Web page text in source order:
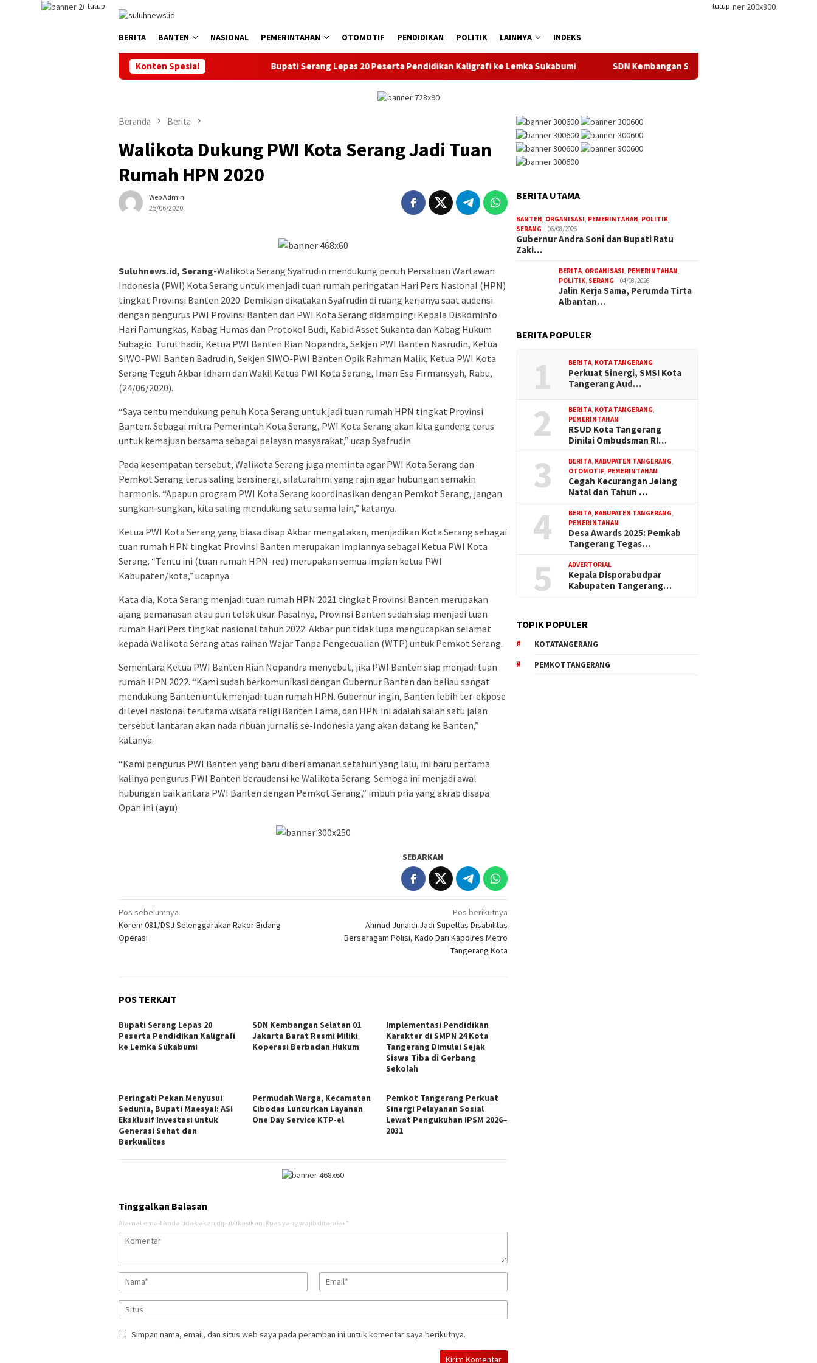
tutup tutup
BERITA BANTEN NASIONAL PEMERINTAHAN OTOMOTIF PENDIDIKAN POLITIK LAINNYA INDEKS
Konten Spesial Bupati Serang Lepas 20 Peserta Pendidikan Kaligrafi ke Lemka Sukabumi SDN Kembangan Selatan 01 Jakarta Barat Resmi Miliki
Beranda Berita
Walikota Dukung PWI Kota Serang Jadi Tuan
Rumah HPN 2020
Web Admin
25/06/2020
Suluhnews.id, Serang-Walikota Serang Syafrudin mendukung penuh Persatuan Wartawan
Indonesia (PWI) Kota Serang untuk menjadi tuan rumah peringatan Hari Pers Nasional (HPN)
tingkat Provinsi Banten 2020. Demikian dikatakan Syafrudin di ruang kerjanya saat audensi
dengan pengurus PWI Provinsi Banten dan PWI Kota Serang didampingi Kepala Diskominfo
Hari Pamungkas, Kabag Humas dan Protokol Budi, Kabid Asset Sukanta dan Kabag Hukum
Subagio. Turut hadir, Ketua PWI Banten Rian Nopandra, Sekjen PWI Banten Nasrudin, Ketua
SIWO-PWI Banten Badrudin, Sekjen SIWO-PWI Banten Opik Rahman Malik, Ketua PWI Kota
Serang Teguh Akbar Idham dan Wakil Ketua PWI Kota Serang, Iman Esa Firmansyah, Rabu,
(24/06/2020).
“Saya tentu mendukung penuh Kota Serang untuk jadi tuan rumah HPN tingkat Provinsi
Banten. Sebagai mitra Pemerintah Kota Serang, PWI Kota Serang akan kita gandeng terus
untuk kemajuan bersama sebagai pelayan masyarakat,” ucap Syafrudin.
Pada kesempatan tersebut, Walikota Serang juga meminta agar PWI Kota Serang dan
Pemkot Serang terus saling bersinergi, silaturahmi yang rajin agar hubungan semakin
harmonis. “Apapun program PWI Kota Serang koordinasikan dengan Pemkot Serang, jangan
sungkan-sungkan, kita saling mendukung satu sama lain,” katanya.
Ketua PWI Kota Serang yang biasa disap Akbar mengatakan, menjadikan Kota Serang sebagai
tuan rumah HPN tingkat Provinsi Banten merupakan impiannya sebagai Ketua PWI Kota
Serang. “Tentu ini (tuan rumah HPN-red) merupakan semua impian ketua PWI
Kabupaten/kota,” ucapnya.
Kata dia, Kota Serang menjadi tuan rumah HPN 2021 tingkat Provinsi Banten merupakan
ajang pemanasan atau pun tolak ukur. Pasalnya, Provinsi Banten sudah siap menjadi tuan
rumah Hari Pers tingkat nasional tahun 2022. Akbar pun tidak lupa mengucapkan selamat
kepada Walikota Serang atas raihan Wajar Tanpa Pengecualian (WTP) untuk Pemkot Serang.
Sementara Ketua PWI Banten Rian Nopandra menyebut, jika PWI Banten siap menjadi tuan
rumah HPN 2022. “Kami sudah berkomunikasi dengan Gubernur Banten dan beliau sangat
mendukung Banten untuk menjadi tuan rumah HPN. Gubernur ingin, Banten lebih ter-ekpose
di level nasional terutama wisata religi Banten Lama, dan HPN ini adalah salah satu jalan
tersebut lantaran akan nada ribuan jurnalis se-Indonesia yang akan datang ke Banten,”
katanya.
“Kami pengurus PWI Banten yang baru diberi amanah setahun yang lalu, ini baru pertama
kalinya pengurus PWI Banten beraudensi ke Walikota Serang. Semoga ini menjadi awal
hubungan baik antara PWI Banten dengan Pemkot Serang,” imbuh pria yang akrab disapa
Opan ini.(ayu)
SEBARKAN
Navigasi
pos
Pos sebelumnya
Korem 081/DSJ Selenggarakan Rakor Bidang
Operasi
Pos berikutnya
Ahmad Junaidi Jadi Supeltas Disabilitas
Berseragam Polisi, Kado Dari Kapolres Metro
Tangerang Kota
POS TERKAIT
Bupati Serang Lepas 20
Peserta Pendidikan Kaligrafi
ke Lemka Sukabumi
SDN Kembangan Selatan 01
Jakarta Barat Resmi Miliki
Koperasi Berbadan Hukum
Implementasi Pendidikan
Karakter di SMPN 24 Kota
Tangerang Dimulai Sejak
Siswa Tiba di Gerbang
Sekolah
Peringati Pekan Menyusui
Sedunia, Bupati Maesyal: ASI
Eksklusif Investasi untuk
Generasi Sehat dan
Berkualitas
Permudah Warga, Kecamatan
Cibodas Luncurkan Layanan
One Day Service KTP-el
Pemkot Tangerang Perkuat
Sinergi Pelayanan Sosial
Lewat Pengukuhan IPSM 2026–
2031
Tinggalkan Balasan
Alamat email Anda tidak akan dipublikasikan. Ruas yang wajib ditandai *
Simpan nama, email, dan situs web saya pada peramban ini untuk komentar saya berikutnya.
BERITA UTAMA
BANTEN, ORGANISASI, PEMERINTAHAN, POLITIK,
SERANG
06/08/2026
Gubernur Andra Soni dan Bupati Ratu
Zaki…
BERITA, ORGANISASI, PEMERINTAHAN,
POLITIK, SERANG 04/08/2026
Jalin Kerja Sama, Perumda Tirta
Albantan…
BERITA POPULER
1 BERITA, KOTA TANGERANG
Perkuat Sinergi, SMSI Kota
Tangerang Aud…
2 BERITA, KOTA TANGERANG,
PEMERINTAHAN
RSUD Kota Tangerang
Dinilai Ombudsman RI…
3 BERITA, KABUPATEN TANGERANG,
OTOMOTIF, PEMERINTAHAN
Cegah Kecurangan Jelang
Natal dan Tahun …
4 BERITA, KABUPATEN TANGERANG,
PEMERINTAHAN
Desa Awards 2025: Pemkab
Tangerang Tegas…
5 ADVERTORIAL
Kepala Disporabudpar
Kabupaten Tangerang…
TOPIK POPULER
KOTATANGERANG
PEMKOTTANGERANG